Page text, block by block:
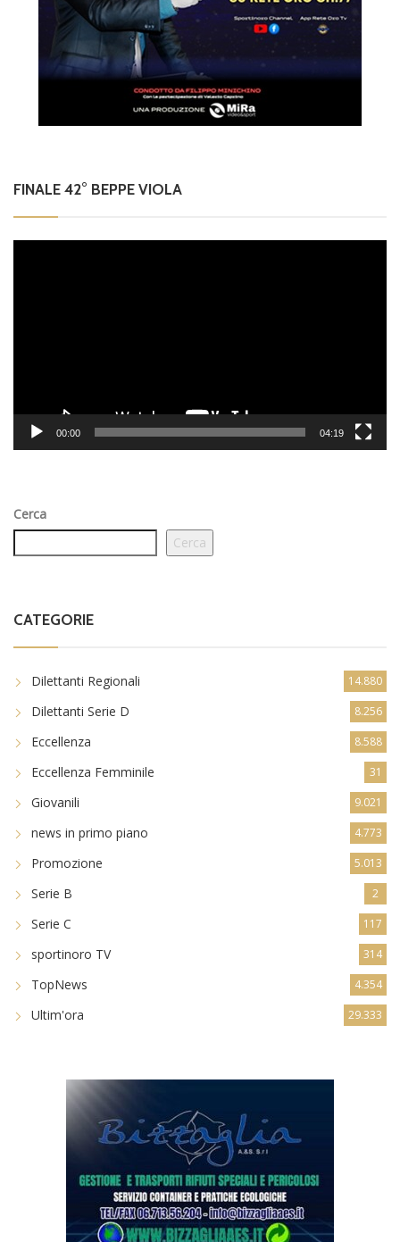
FINALE 42° BEPPE VIOLA
00:00 04:19
Cerca
Cerca
CATEGORIE
Dilettanti Regionali 14.880
Dilettanti Serie D 8.256
Eccellenza 8.588
Eccellenza Femminile 31
Giovanili 9.021
news in primo piano 4.773
Promozione 5.013
Serie B 2
Serie C 117
sportinoro TV 314
TopNews 4.354
Ultim'ora 29.333